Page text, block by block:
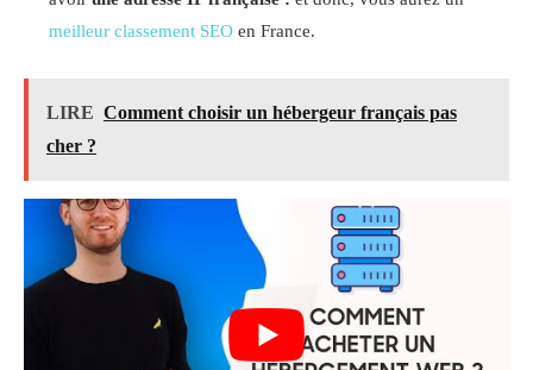
meilleur classement SEO en France.
LIRE Comment choisir un hébergeur français pas
cher ?